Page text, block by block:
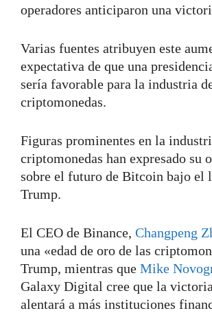
operadores anticiparon una
Varias fuentes atribuyen este
expectativa de que una
sería favorable para la industria
criptomonedas.
Figuras prominentes en la
criptomonedas han expresado su
sobre el futuro de Bitcoin bajo el
Trump.
El CEO de Binance, Changpeng
una «edad de oro de las
Trump, mientras que Mike
Galaxy Digital cree que la
alentará a más instituciones